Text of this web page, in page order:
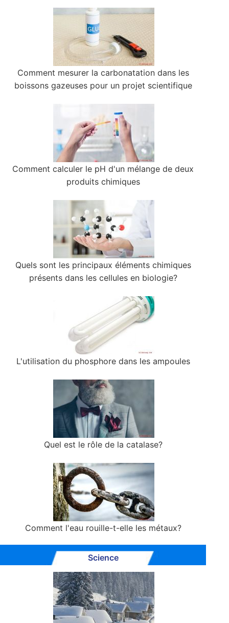
Comment mesurer la carbonatation dans les
boissons gazeuses pour un projet scientifique
Comment calculer le pH d'un mélange de deux
produits chimiques
Quels sont les principaux éléments chimiques
présents dans les cellules en biologie?
L'utilisation du phosphore dans les ampoules
Quel est le rôle de la catalase?
Comment l'eau rouille-t-elle les métaux?
Science